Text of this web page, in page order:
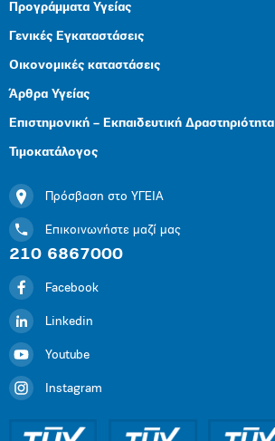
Προγράμματα Υγείας
Γενικές Εγκαταστάσεις
Οικονομικές καταστάσεις
Άρθρα Υγείας
Επιστημονική – Εκπαιδευτική Δραστηριότητα
Τιμοκατάλογος
Πρόσβαση στο ΥΓΕΙΑ
Επικοινωνήστε μαζί μας
210 6867000
Facebook
Linkedin
Youtube
Instagram